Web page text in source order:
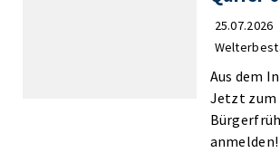
25.07.2026
Aus dem
Jetzt zum
anmelden!